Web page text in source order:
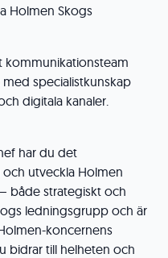
Holmen Skogs
kommunikationsteam
specialistkunskap
digitala kanaler.
har du det
utveckla Holmen
både strategiskt och
ledningsgrupp och är
koncernens
bidrar till helheten och